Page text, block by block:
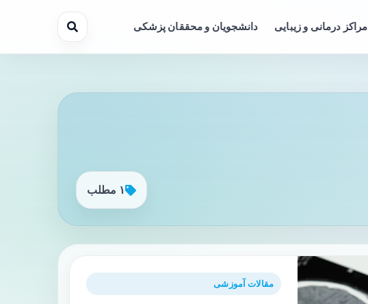
مراکز درمانی و زیبایی دانشجویان و محققان پزشکی
۱ مطلب
مقالات آموزشی